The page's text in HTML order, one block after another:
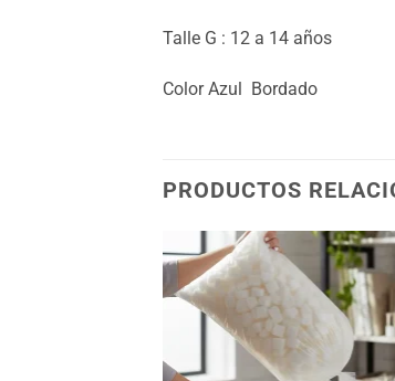
Talle G : 12 a 14 años
Color Azul Bordado
PRODUCTOS